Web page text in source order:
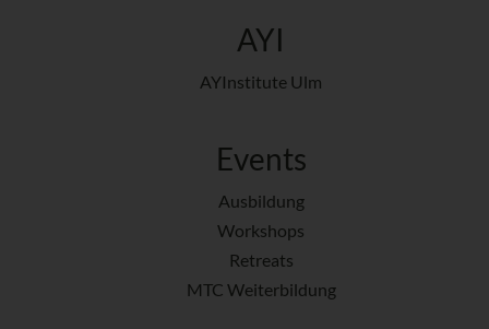
AYI
AYInstitute Ulm
Events
Ausbildung
Workshops
Retreats
MTC Weiterbildung